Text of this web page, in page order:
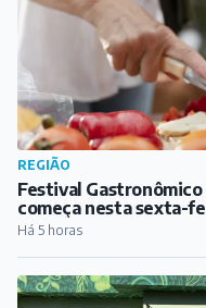
REGIÃO
Festival
começa nesta sexta-
Há 5 horas